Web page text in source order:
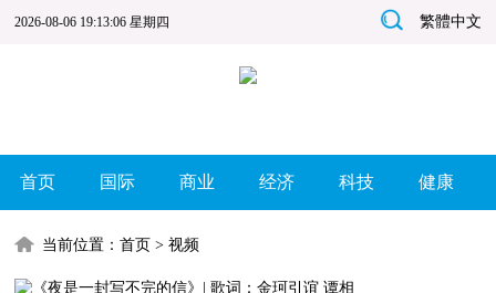
2026-08-06 19:13:07 星期四 繁體中文
首页 国际 商业 经济 科技 健康
当前位置：首页 >视频